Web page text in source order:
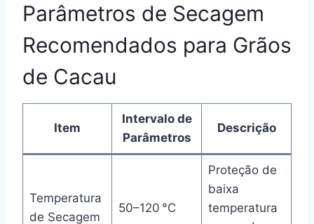
Parâmetros de Secagem
Recomendados para Grãos
de Cacau
Item
Intervalo de
Parâmetros
Descrição
Temperatura
de Secagem
50–120 °C
Proteção de
baixa
temperatura